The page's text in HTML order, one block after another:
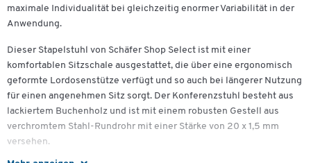
maximale Individualität bei gleichzeitig enormer Variabilität in der
Anwendung.
Dieser Stapelstuhl von Schäfer Shop Select ist mit einer
komfortablen Sitzschale ausgestattet, die über eine ergonomisch
geformte Lordosenstütze verfügt und so auch bei längerer Nutzung
für einen angenehmen Sitz sorgt. Der Konferenzstuhl besteht aus
lackiertem Buchenholz und ist mit einem robusten Gestell aus
verchromtem Stahl-Rundrohr mit einer Stärke von 20 x 1,5 mm
versehen.
Zum Zoomen doppeltippen